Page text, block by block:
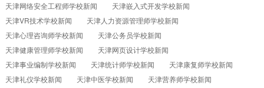
天津网络安全工程师学校新闻
天津嵌入式开发学校新闻
天津VR技术学校新闻
天津人力资源管理师学校新闻
天津心理咨询师学校新闻
天津公务员学校新闻
天津健康管理师学校新闻
天津网页设计学校新闻
天津事业编制学校新闻
天津统计师学校新闻
天津康复师学校新闻
天津礼仪学校新闻
天津中医学校新闻
天津营养师学校新闻